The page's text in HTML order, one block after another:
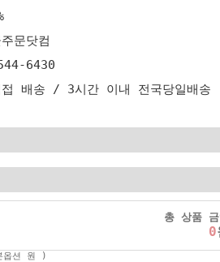
문닷컴
6430
접 배송 / 3시간 이내 전국당일배송
총 상품 금
0
션 원 )